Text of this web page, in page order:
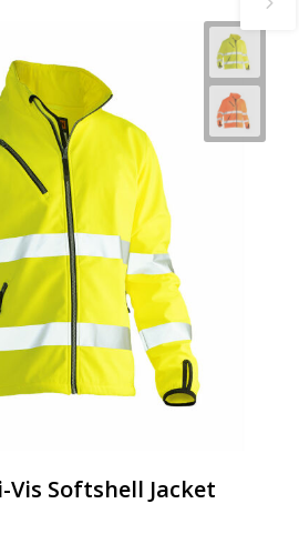
Vis Softshell Jacket